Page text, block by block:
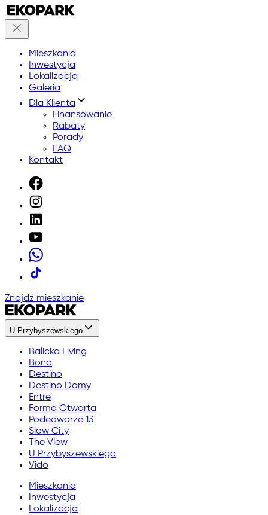
Mieszkania
Inwestycja
Lokalizacja
Galeria
Dla Klienta
Finansowanie
Rabaty
Porady
FAQ
Kontakt
Znajdź mieszkanie
U Przybyszewskiego
Balicka Living
Bona
Destino
Destino Domy
Entre
Forma Otwarta
Podedworze 13
Slow City
The View
U Przybyszewskiego
Vido
Mieszkania
Inwestycja
Lokalizacja